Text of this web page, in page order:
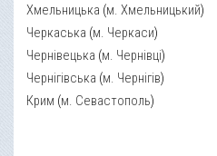
Хмельницька (м. Хмельницький)
Черкаська (м. Черкаси)
Чернівецька (м. Чернівці)
Чернігівська (м. Чернігів)
Крим (м. Севастополь)